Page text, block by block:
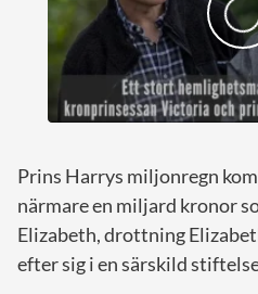
Prins Harrys miljonregn
närmare en miljard kronor
Elizabeth, drottning
efter sig i en särskild